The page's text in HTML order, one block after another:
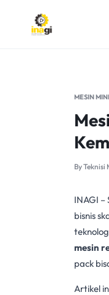
NEGERI
MESIN
ByTeknisi
INAGI –
bisnis
mesin
pack
Artikel